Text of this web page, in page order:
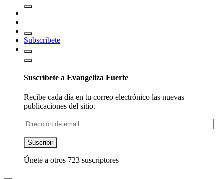
Subscribete
Suscríbete a Evangeliza Fuerte
Recibe cada día en tu correo electrónico las nuevas
publicaciones del sitio.
Dirección
de
email
Suscribir
Únete a otros 723 suscriptores